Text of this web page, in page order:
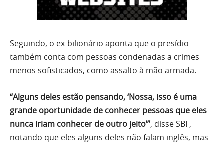
Seguindo, o ex-bilionário aponta que o presídio
também conta com pessoas condenadas a crimes
menos sofisticados, como assalto à mão armada.
“Alguns deles estão pensando, ‘Nossa, isso é uma
grande oportunidade de conhecer pessoas que eles
nunca iriam conhecer de outro jeito’”, disse SBF,
notando que eles alguns deles não falam inglês, mas